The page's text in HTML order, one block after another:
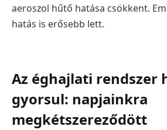
aeroszol hűtő hatása csökkent.
hatás is erősebb lett.
Az éghajlati rendszer
gyorsul: napjainkra
megkétszereződött